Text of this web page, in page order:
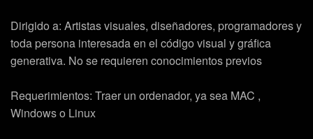
Dirigido a: Artistas visuales, diseñadores, programadores y
toda persona interesada en el código visual y gráfica
generativa. No se requieren conocimientos previos
Requerimientos: Traer un ordenador, ya sea MAC ,
Windows o Linux